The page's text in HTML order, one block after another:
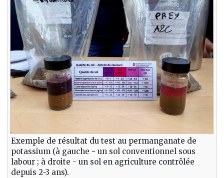
Exemple de résultat du test au permanganate de
potassium (à gauche - un sol conventionnel sous
labour ; à droite - un sol en agriculture contrôlée
depuis 2-3 ans).